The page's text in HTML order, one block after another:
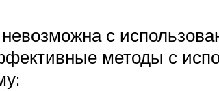
с
методы с